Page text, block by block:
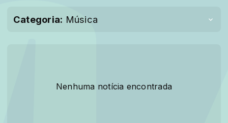
Categoria: Música
Nenhuma notícia encontrada